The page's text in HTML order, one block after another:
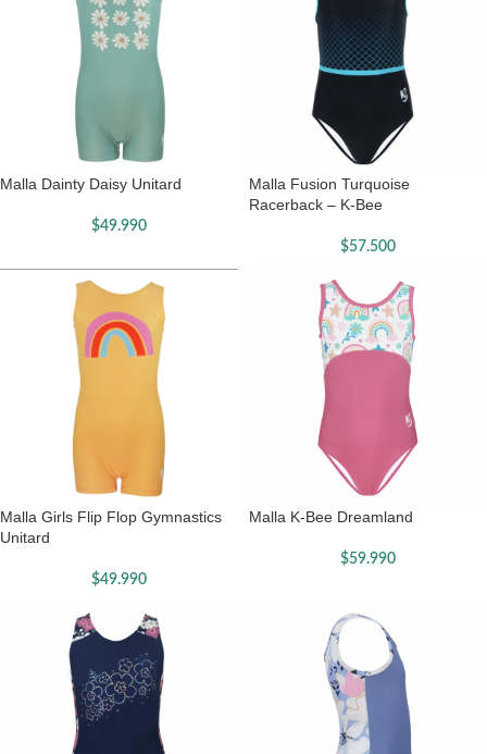
Malla Dainty Daisy Unitard
$49.990
Malla Fusion Turquoise
Racerback – K-Bee
$57.500
Malla Girls Flip Flop Gymnastics
Unitard
$49.990
Malla K-Bee Dreamland
$59.990